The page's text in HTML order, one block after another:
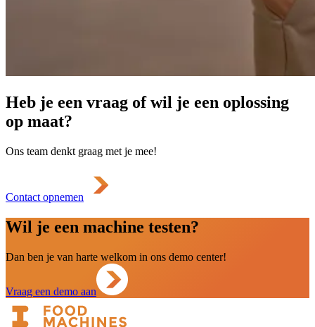
Heb je een vraag of wil je een oplossing
op maat?
Ons team denkt graag met je mee!
Contact opnemen
Wil je een machine testen?
Dan ben je van harte welkom in ons demo center!
Vraag een demo aan